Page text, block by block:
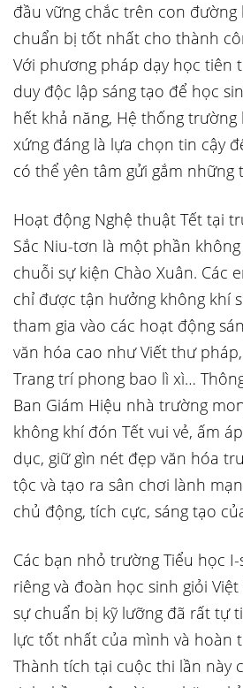
đầu vững chắc trên con đường
chuẩn bị tốt nhất cho thành
Với phương pháp dạy học tiên
duy độc lập sáng tạo để học
hết khả năng, Hệ thống trường
xứng đáng là lựa chọn tin cậy
có thể yên tâm gửi gắm những
Hoạt động Nghệ thuật Tết tại
Sắc Niu-tơn là một phần
chuỗi sự kiện Chào Xuân. Các
chỉ được tận hưởng không khí
tham gia vào các hoạt động
văn hóa cao như Viết thư
Trang trí phong bao lì xì…
Ban Giám Hiệu nhà trường
không khí đón Tết vui vẻ, ấm
dục, giữ gìn nét đẹp văn hóa
tộc và tạo ra sân chơi lành
chủ động, tích cực, sáng tạo
Các bạn nhỏ trường Tiểu học
riêng và đoàn học sinh giỏi
sự chuẩn bị kỹ lưỡng đã rất tự
lực tốt nhất của mình và hoàn
Thành tích tại cuộc thi lần này